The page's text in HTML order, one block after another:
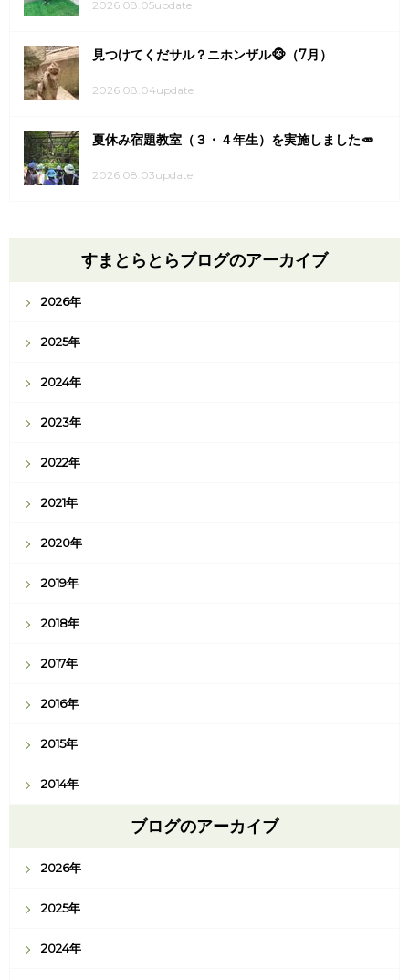
2026.08.05update
見つけてくだサル？ニホンザル🐵（7月）
2026.08.04update
夏休み宿題教室（３・４年生）を実施しました🥕
2026.08.03update
すまとらとらブログのアーカイブ
2026年
2025年
2024年
2023年
2022年
2021年
2020年
2019年
2018年
2017年
2016年
2015年
2014年
ブログのアーカイブ
2026年
2025年
2024年